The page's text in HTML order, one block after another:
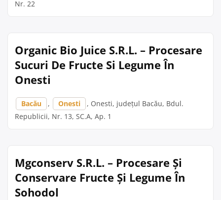
Nr. 22
Organic Bio Juice S.R.L. – Procesare
Sucuri De Fructe Si Legume În
Onesti
Bacău , Onesti
, Onesti, județul Bacău, Bdul.
Republicii, Nr. 13, SC.A, Ap. 1
Mgconserv S.R.L. – Procesare Și
Conservare Fructe Și Legume În
Sohodol